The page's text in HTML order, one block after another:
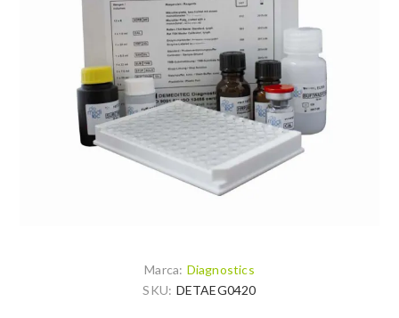
Marca: Diagnostics
SKU: DETAEG0420